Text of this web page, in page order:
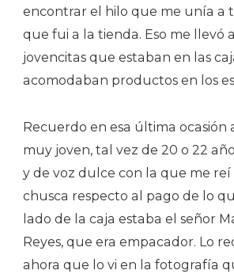
encontrar el hilo que me unía a
que fui a la tienda. Eso me llevó
jovencitas que estaban en las
acomodaban productos en los
Recuerdo en esa última ocasión
muy joven, tal vez de 20 o 22
y de voz dulce con la que me reí
chusca respecto al pago de lo
lado de la caja estaba el señor
Reyes, que era empacador. Lo
ahora que lo vi en la fotografía